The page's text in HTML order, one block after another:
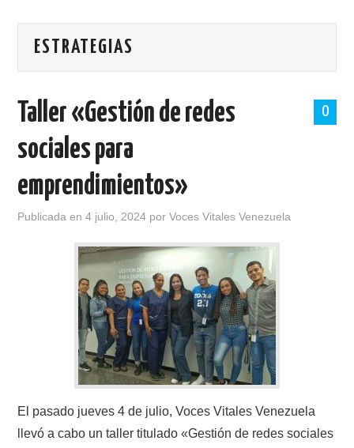
SOBRE VOCES VITALES
NOTICIAS
HISTORIAS DE EXITO
BOLETINES
CONTACTO
ESTRATEGIAS
0
Taller «Gestión de redes
sociales para
emprendimientos»
Publicada en4 julio, 2024 porVoces Vitales Venezuela
El pasado jueves 4 de julio, Voces Vitales Venezuela
llevó a cabo un taller titulado «Gestión de redes sociales